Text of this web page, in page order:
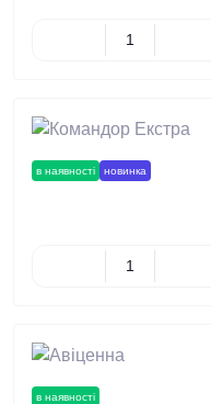
в наявності новинка
в наявності